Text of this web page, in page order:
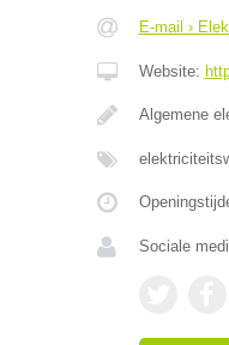
E-mail ›
Website:
Algemene
Sociale